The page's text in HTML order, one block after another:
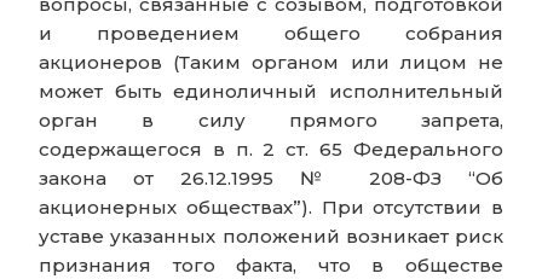
вопросы, связанные с созывом, подготовкой
и проведением общего собрания
акционеров (Таким органом или лицом не
может быть единоличный исполнительный
орган в силу прямого запрета,
содержащегося в п. 2 ст. 65 Федерального
закона от 26.12.1995 № 208-ФЗ “Об
акционерных обществах”). При отсутствии в
уставе указанных положений возникает риск
признания того факта, что в обществе